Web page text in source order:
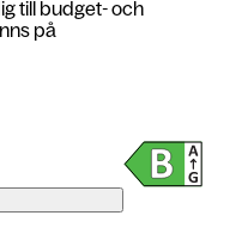
till budget- och
på